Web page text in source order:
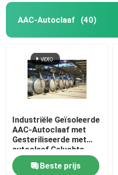
AAC-Autoclaaf (40)
Industriële Geïsoleerde
AAC-Autoclaaf met
Gesteriliseerde met
autoclaaf Geluchte
Concrete Blokasme
norm
Beste prijs